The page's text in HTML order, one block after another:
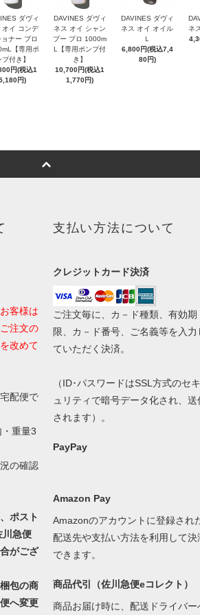
ダヴィ
オイ コンデ
ョナー プロ
【専用ポ
プ付き】
円(税込1
円)
DAVINES ダヴィ
ネス オイ シャン
プー プロ 1000m
L【専用ポンプ付
き】
10,700円(税込1
1,770円)
DAVINES ダヴィ
ネス オイ オイル
Ｌ
6,800円(税込7,4
80円)
ネ
客様は
注文の
改めて
配便で
重量3
の確認
ポスト
川急便
がござ
包の商
へ変更
支払い方法について
クレジットカード決済
ご注文毎に、カ－ド種類、有効期
限、カ－ド番号、ご名義等を入力
ていただく決済。
（ID･パスワードはSSL方式のセキ
ュリティで暗号データ化され、送
されます）。
PayPay
Amazon Pay
Amazonのアカウントに登録され
配送先や支払い方法を利用して決
できます。
商品代引（佐川急便eコレクト）
商品お届け時に、配送ドライバー